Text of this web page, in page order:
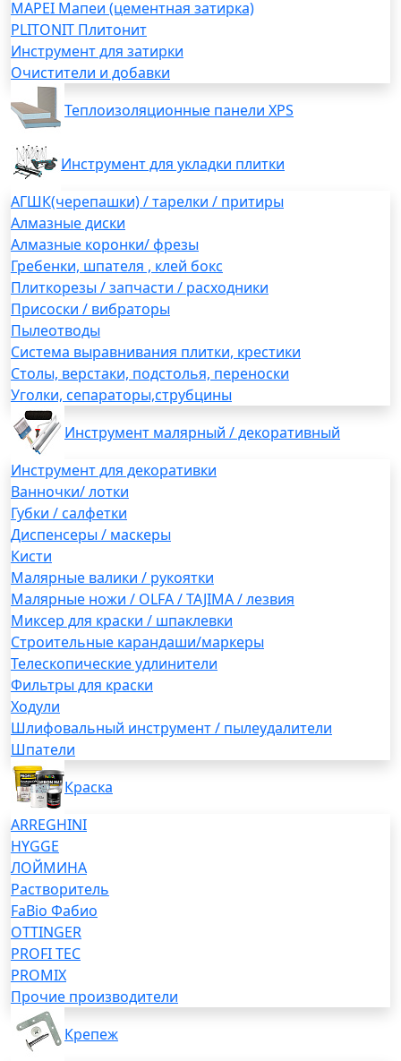
MAPEI Мапеи (цементная затирка)
PLITONIT Плитонит
Инструмент для затирки
Очистители и добавки
Теплоизоляционные панели XPS
Инструмент для укладки плитки
АГШК(черепашки) / тарелки / притиры
Алмазные диски
Алмазные коронки/ фрезы
Гребенки, шпателя , клей бокс
Плиткорезы / запчасти / расходники
Присоски / вибраторы
Пылеотводы
Система выравнивания плитки, крестики
Столы, верстаки, подстолья, переноски
Уголки, сепараторы,струбцины
Инструмент малярный / декоративный
Инструмент для декоративки
Ванночки/ лотки
Губки / салфетки
Диспенсеры / маскеры
Кисти
Малярные валики / рукоятки
Малярные ножи / OLFA / TAJIMA / лезвия
Миксер для краски / шпаклевки
Строительные карандаши/маркеры
Телескопические удлинители
Фильтры для краски
Ходули
Шлифовальный инструмент / пылеудалители
Шпатели
Краска
ARREGHINI
HYGGE
ЛОЙМИНА
Растворитель
FaBio Фабио
OTTINGER
PROFI TEC
PROMIX
Прочие производители
Крепеж